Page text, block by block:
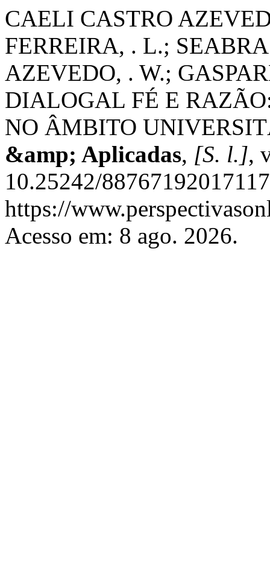
CAELI CASTRO
FERREIRA, . L.;
AZEVEDO, . W.;
DIALOGAL FÉ E
NO ÂMBITO
&amp; Aplicadas, [S. l.],
10.25242/
https://
Acesso em: 8 ago. 2026.